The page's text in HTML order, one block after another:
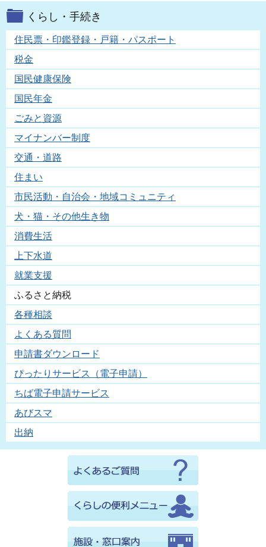
くらし・手続き
住民票・印鑑登録・戸籍・パスポート
税金
国民健康保険
国民年金
ごみと資源
マイナンバー制度
交通・道路
住まい
市民活動・自治会・地域コミュニティ
犬・猫・その他生き物
消費生活
上下水道
就業支援
ふるさと納税
各種相談
よくある質問
申請書ダウンロード
ぴったりサービス（電子申請）
ちば電子申請サービス
あびスマ
出納